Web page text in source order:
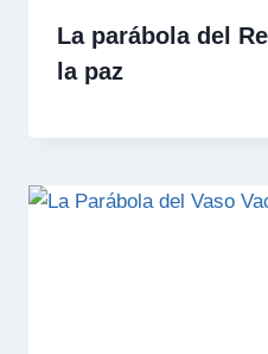
La parábola del
la paz